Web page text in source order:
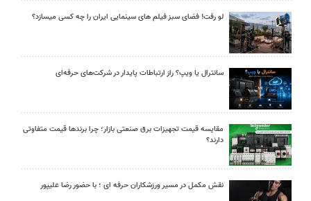
لو رفت! فضای سبز فیلم های سینمایی ایران را چه کسی میسازد؟
سانترال یا ویپ؟ راز ارتباطات پایدار در شرکت‌های حرفه‌ای
مقایسه قیمت تجهیزات برق صنعتی بازار؛ چرا برندها قیمت متفاوتی
دارند؟
نقش مکمل در مسیر ورزشکاران حرفه ای ؛ با حضور رضا علیپور